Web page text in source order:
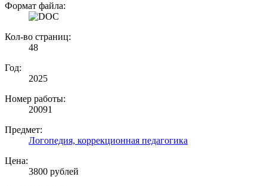
Формат файла:
Кол-во страниц:
48
Год:
2025
Номер работы:
20091
Предмет:
Логопедия, коррекционная педагогика
Цена:
3800 рублей